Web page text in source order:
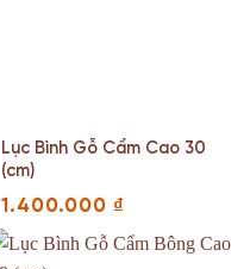
Lục Bình Gỗ Cẩm Cao 30
(cm)
1.400.000 ₫